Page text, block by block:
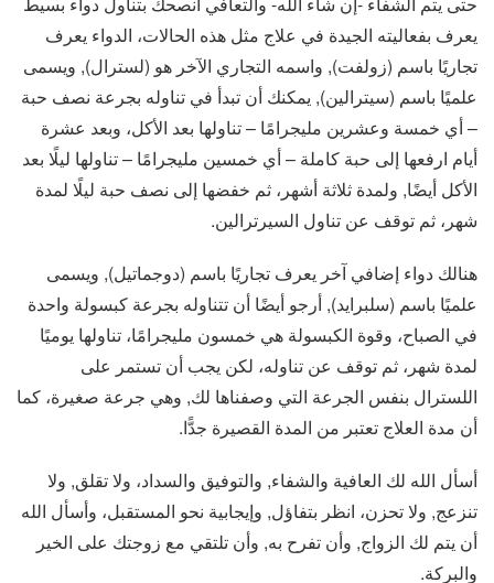
يعرف بفعاليته الجيدة في علاج مثل هذه الحالات، الدواء يعرف
تجاريًا باسم (زولفت), واسمه التجاري الآخر هو (لسترال), ويسمى
علميًا باسم (سيترالين), يمكنك أن تبدأ في تناوله بجرعة نصف حبة
– أي خمسة وعشرين مليجرامًا – تناولها بعد الأكل، وبعد عشرة
أيام ارفعها إلى حبة كاملة – أي خمسين مليجرامًا – تناولها ليلًا بعد
الأكل أيضًا, ولمدة ثلاثة أشهر، ثم خفضها إلى نصف حبة ليلًا لمدة
شهر، ثم توقف عن تناول السيرترالين.
هنالك دواء إضافي آخر يعرف تجاريًا باسم (دوجماتيل), ويسمى
علميًا باسم (سلبرايد), أرجو أيضًا أن تتناوله بجرعة كبسولة واحدة
في الصباح، وقوة الكبسولة هي خمسون مليجرامًا، تناولها يوميًا
لمدة شهر، ثم توقف عن تناوله، لكن يجب أن تستمر على
اللسترال بنفس الجرعة التي وصفناها لك, وهي جرعة صغيرة، كما
أن مدة العلاج تعتبر من المدة القصيرة جدًّا.
أسأل الله لك العافية والشفاء, والتوفيق والسداد، ولا تقلق, ولا
تنزعج, ولا تحزن، انظر بتفاؤل, وإيجابية نحو المستقبل، وأسأل الله
أن يتم لك الزواج, وأن تفرح به, وأن تلتقي مع زوجتك على الخير
والبركة.